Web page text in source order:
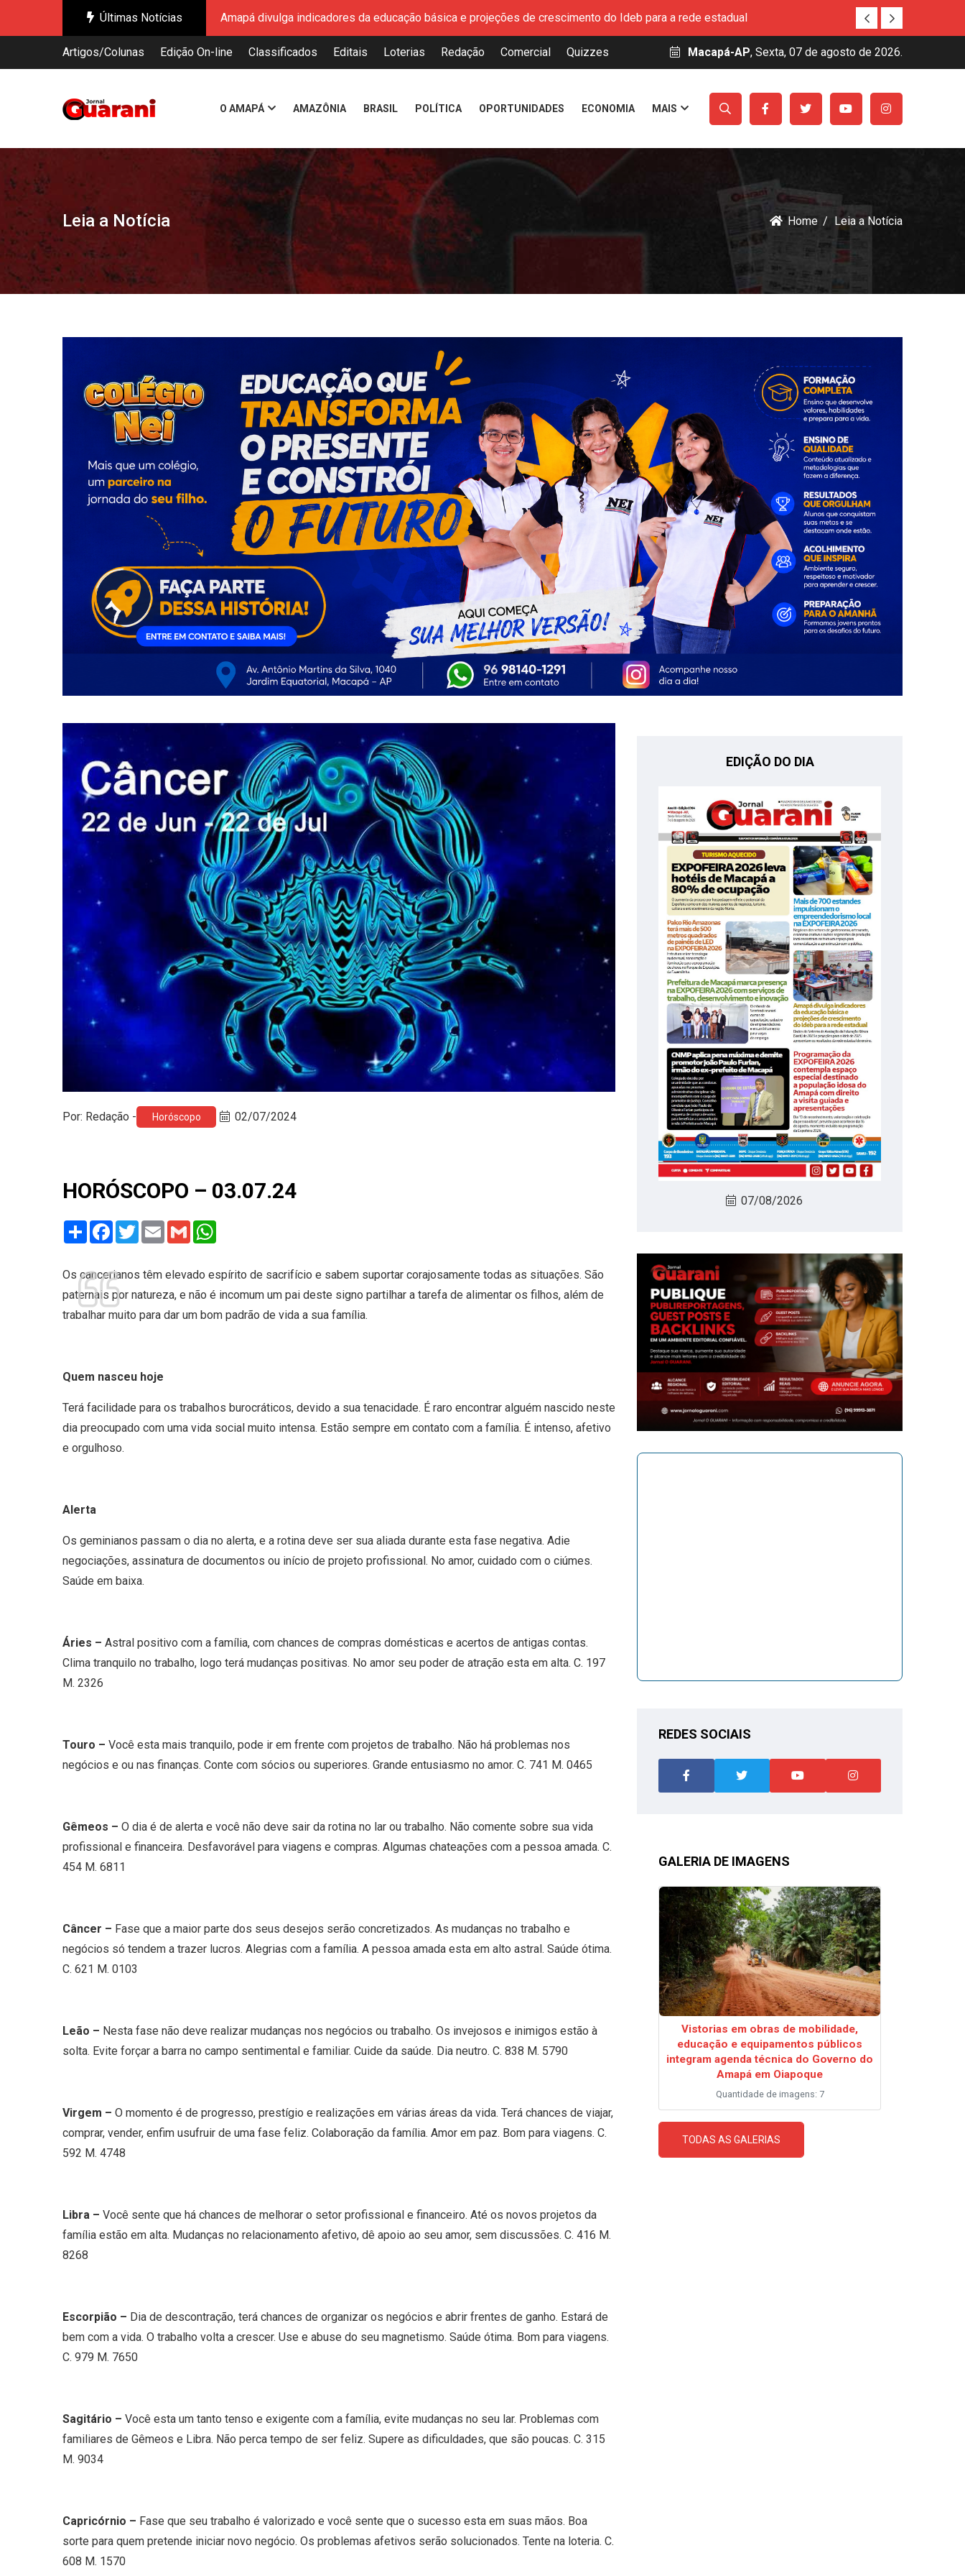
Últimas Notícias
CNMP aplica pena máxima e demite promotor João Paulo Furlan, irmão do ex-prefeito de Macapá
Municípios do Amapá se reúnem para fortalecer políticas ações que garantam os direitos de crianças indígenas e quilombolas no
estado
Dia dos Pais acende alerta para segurança nas compras
Amapá divulga indicadores da educação básica e projeções de crescimento do Ideb para a rede estadual
CNMP aplica pena máxima e demite promotor João Paulo Furlan, irmão do ex-prefeito de Macapá
Municípios do Amapá se reúnem para fortalecer políticas ações que garantam os direitos de crianças indígenas e quilombolas no
estado
Sistema FIEPA reforça parceria institucional com o setor mineral durante V Congresso Técnico Simineral
Terminam nesta sexta, 06, as inscrições para o curso de Cuidadora de idosos
Dia dos Pais acende alerta para segurança nas compras
Artigos/Colunas Edição On-line Classificados Editais Loterias Redação Comercial Quizzes Macapá-AP, Sexta, 07 de agosto de 2026.
O AMAPÁ AMAZÔNIA BRASIL POLÍTICA OPORTUNIDADES ECONOMIA MAIS
Leia a Notícia Home Leia a Notícia
Por: Redação - Horóscopo 02/07/2024
HORÓSCOPO – 03.07.24
Share Facebook
TwitterEmail Gmail
Os cancerianos têm elevado espírito de sacrifício e sabem suportar corajosamente todas as situações. São
paternais por natureza, e não é incomum um pai deste signo partilhar a tarefa de alimentar os filhos, além de
trabalhar muito para dar um bom padrão de vida a sua família.
Quem nasceu hoje
Terá facilidade para os trabalhos burocráticos, devido a sua tenacidade. É raro encontrar alguém nascido neste
dia preocupado com uma vida social muito intensa. Estão sempre em contato com a família. É intenso, afetivo
e orgulhoso.
Alerta
Os geminianos passam o dia no alerta, e a rotina deve ser sua aliada durante esta fase negativa. Adie
negociações, assinatura de documentos ou início de projeto profissional. No amor, cuidado com o ciúmes.
Saúde em baixa.
Áries – Astral positivo com a família, com chances de compras domésticas e acertos de antigas contas.
Clima tranquilo no trabalho, logo terá mudanças positivas. No amor seu poder de atração esta em alta. C. 197
M. 2326
Touro – Você esta mais tranquilo, pode ir em frente com projetos de trabalho. Não há problemas nos
negócios e ou nas finanças. Conte com sócios ou superiores. Grande entusiasmo no amor. C. 741 M. 0465
Gêmeos – O dia é de alerta e você não deve sair da rotina no lar ou trabalho. Não comente sobre sua vida
profissional e financeira. Desfavorável para viagens e compras. Algumas chateações com a pessoa amada. C.
454 M. 6811
Câncer – Fase que a maior parte dos seus desejos serão concretizados. As mudanças no trabalho e
negócios só tendem a trazer lucros. Alegrias com a família. A pessoa amada esta em alto astral. Saúde ótima.
C. 621 M. 0103
Leão – Nesta fase não deve realizar mudanças nos negócios ou trabalho. Os invejosos e inimigos estão à
solta. Evite forçar a barra no campo sentimental e familiar. Cuide da saúde. Dia neutro. C. 838 M. 5790
Virgem – O momento é de progresso, prestígio e realizações em várias áreas da vida. Terá chances de viajar,
comprar, vender, enfim usufruir de uma fase feliz. Colaboração da família. Amor em paz. Bom para viagens. C.
592 M. 4748
Libra – Você sente que há chances de melhorar o setor profissional e financeiro. Até os novos projetos da
família estão em alta. Mudanças no relacionamento afetivo, dê apoio ao seu amor, sem discussões. C. 416 M.
8268
Escorpião – Dia de descontração, terá chances de organizar os negócios e abrir frentes de ganho. Estará de
bem com a vida. O trabalho volta a crescer. Use e abuse do seu magnetismo. Saúde ótima. Bom para viagens.
C. 979 M. 7650
Sagitário – Você esta um tanto tenso e exigente com a família, evite mudanças no seu lar. Problemas com
familiares de Gêmeos e Libra. Não perca tempo de ser feliz. Supere as dificuldades, que são poucas. C. 315
M. 9034
Capricórnio – Fase que seu trabalho é valorizado e você sente que o sucesso esta em suas mãos. Boa
sorte para quem pretende iniciar novo negócio. Os problemas afetivos serão solucionados. Tente na loteria. C.
608 M. 1570
EDIÇÃO DO DIA
07/08/2026
REDES SOCIAIS
GALERIA DE IMAGENS
Vistorias em obras de mobilidade,
educação e equipamentos públicos
integram agenda técnica do Governo do
Amapá em Oiapoque
Quantidade de imagens: 7
TODAS AS GALERIAS